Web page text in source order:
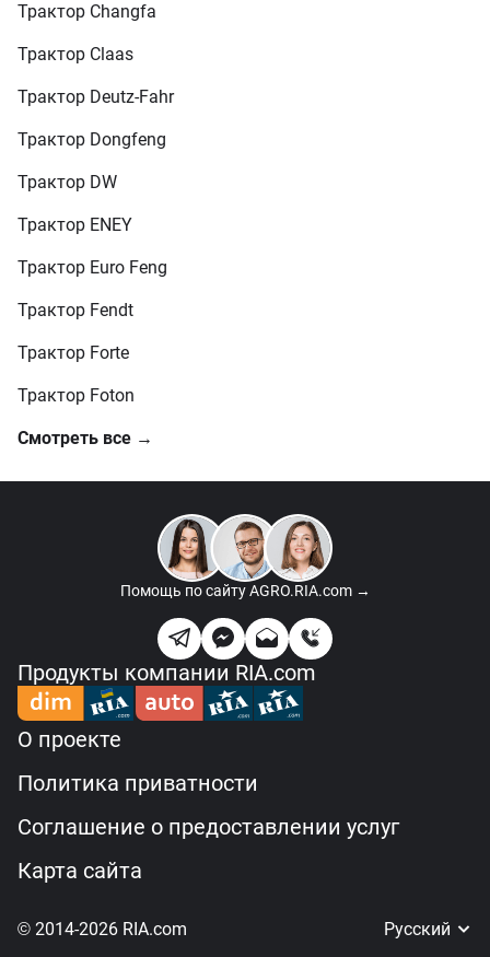
Трактор Changfa
Трактор Claas
Трактор Deutz-Fahr
Трактор Dongfeng
Трактор DW
Трактор ENEY
Трактор Euro Feng
Трактор Fendt
Трактор Forte
Трактор Foton
Смотреть все →
Помощь по сайтуAGRO.RIA.com →
Продукты компании RIA.com
О проекте
Политика приватности
Соглашение о предоставлении услуг
Карта сайта
© 2014-2026 RIA.com Русский